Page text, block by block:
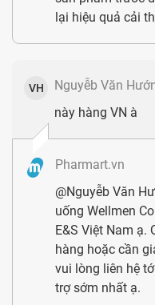
Glutathione
Retinyl acetate (hay
Vitamin A)
Cyanocobalamin 10%
Vitamin B12)
lại hiệu quả cải
VH Nguyễb Văn
này hàng VN à
Pharmart.vn
@Nguyễb Văn
uống Wellmen
E&S Việt Nam ạ.
hàng hoặc cần
vui lòng liên hệ
trợ sớm nhất ạ.